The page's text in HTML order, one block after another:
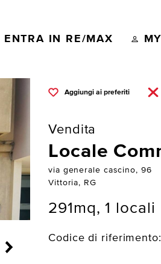
ENTRA IN RE/MAX
Aggiungi ai preferiti
Vendita
Locale
via generale cascino, 96
Vittoria, RG
291mq, 1 locali
Codice di